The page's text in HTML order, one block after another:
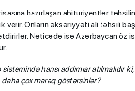
hazırlaşan abituriyentlər
verir. Onların əksəriyyəti ali təhsili
Nəticədə isə Azərbaycan öz
sistemində hansı addımlar
çox maraq göstərsinlər?